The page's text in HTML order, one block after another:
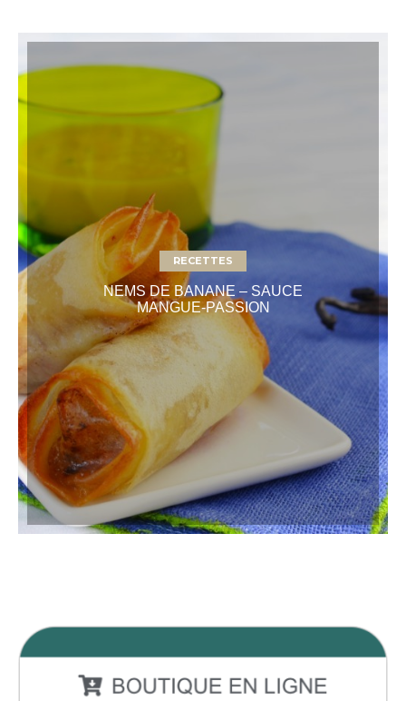
RECETTES
NEMS DE BANANE – SAUCE
MANGUE-PASSION